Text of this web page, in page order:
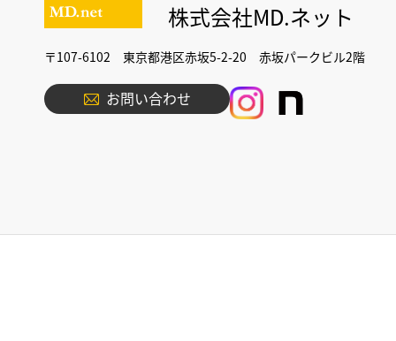
株式会社MD.ネット
〒107-6102 東京都港区赤坂5-2-20 赤坂パークビル2階
お問い合わせ